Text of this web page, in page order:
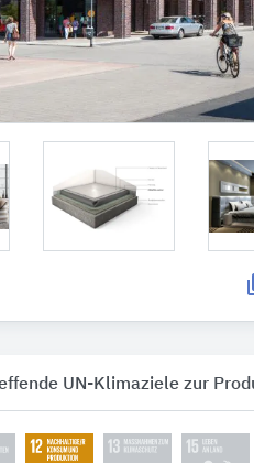
UN-Klimaziele zur